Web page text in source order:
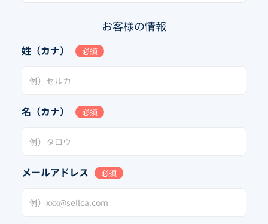
お客様の情報
姓（カナ） 必須
名（カナ） 必須
メールアドレス 必須